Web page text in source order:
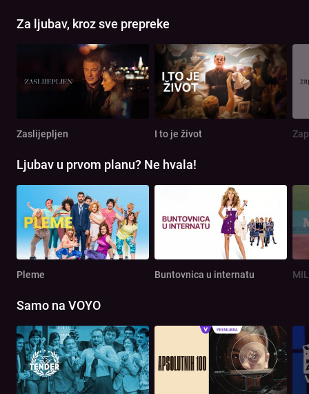
Za ljubav, kroz sve prepreke
Zaslijepljen I to je život
Ljubav u prvom planu? Ne hvala!
Pleme Buntovnica u internatu
Samo na VOYO